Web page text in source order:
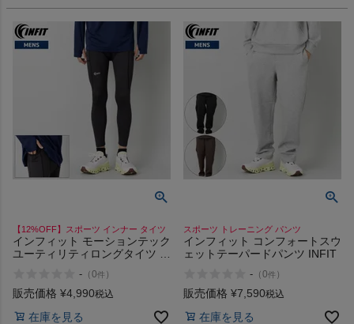
【12%OFF】スポーツ インナー タイツ
インフィット モーションテック
ユーティリティロングタイツ ス
グ フィットネス インナー タイ
ツ スパッツ INFIT
- （0件 ）
販売価格 ¥4,990税込
在庫を見る
スポーツ トレーニング パンツ
インフィット コンフォートスウ
ェットテーパードパンツ INFIT
- （0件 ）
販売価格 ¥7,590税込
在庫を見る